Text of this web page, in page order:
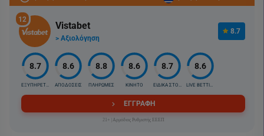
12
Vistabet
> Αξιολόγηση
8.7
8.7
ΕΞΥΠΗΡΕΤΗΣΗ
8.6
ΑΠΟΔΟΣΕΙΣ
8.8
ΠΛΗΡΩΜΕΣ
8.6
ΚΙΝΗΤΟ
8.7
ΕΙΔΙΚΑ ΣΤΟΙΧ.
8.6
LIVE BETTING
ΕΓΓΡΑΦΗ
21+ |Αρμόδιος Ρυθμιστής ΕΕΕΠ